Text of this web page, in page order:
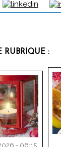
RUBRIQUE :
- 06:15